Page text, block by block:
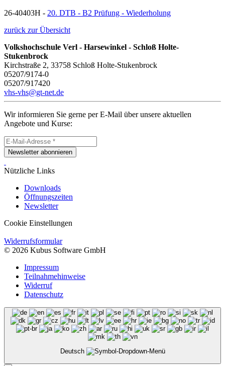
26-40403H - 20. DTB - B2 Prüfung - Wiederholung
zurück zur Übersicht
Volkshochschule Verl - Harsewinkel - Schloß Holte-
Stukenbrock
Kirchstraße 2, 33758 Schloß Holte-Stukenbrock
05207/9174-0
05207/917420
vhs-vhs@gt-net.de
Wir informieren Sie gerne per E-Mail über unsere aktuellen
Angebote und Kurse:
Newsletter abonnieren
Nützliche Links
Downloads
Öffnungszeiten
Newsletter
Cookie Einstellungen
Widerrufsformular
© 2026 Kubus Software GmbH
Impressum
Teilnahmehinweise
Widerruf
Datenschutz
Deutsch